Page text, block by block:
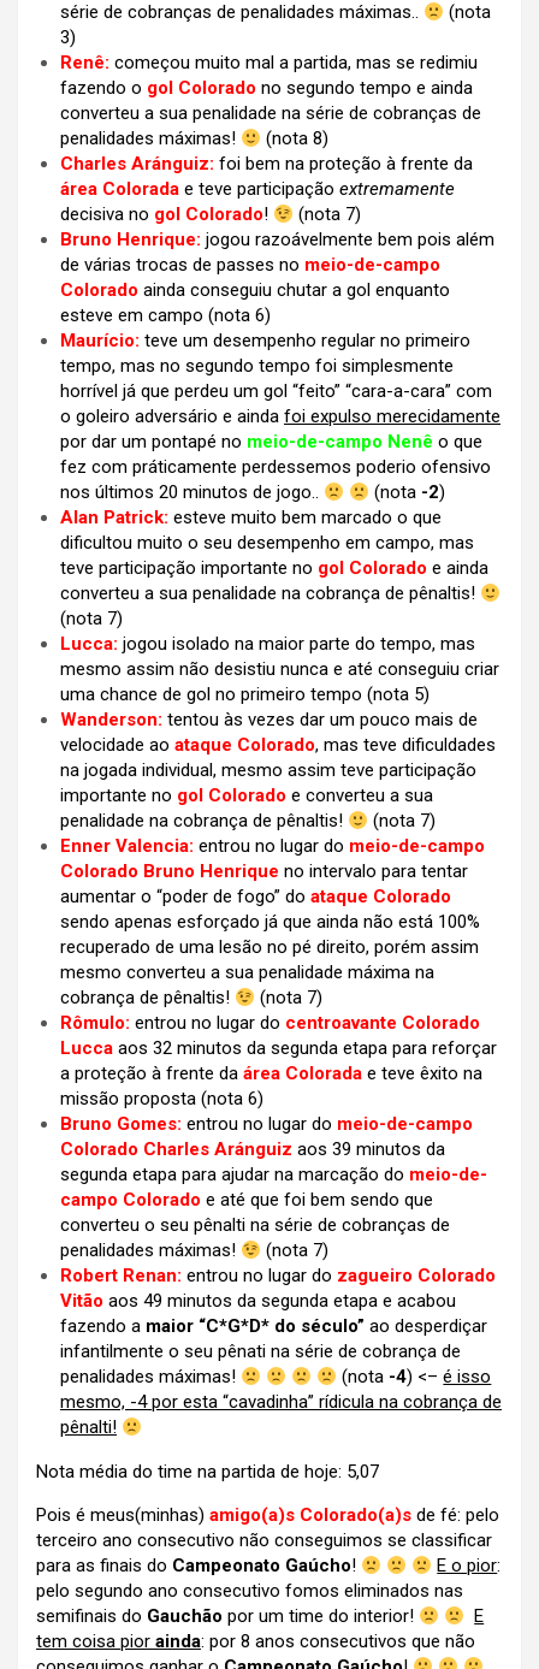
série de cobranças de penalidades máximas..
(nota
3)
Renê: começou muito mal a partida, mas se redimiu
fazendo o gol Colorado no segundo tempo e ainda
converteu a sua penalidade na série de cobranças de
penalidades máximas!
(nota 8)
Charles Aránguiz: foi bem na proteção à frente da
área Colorada e teve participação extremamente
decisiva no gol Colorado!
(nota 7)
Bruno Henrique: jogou razoávelmente bem pois além
de várias trocas de passes no meio-de-campo
Colorado ainda conseguiu chutar a gol enquanto
esteve em campo (nota 6)
Maurício: teve um desempenho regular no primeiro
tempo, mas no segundo tempo foi simplesmente
horrível já que perdeu um gol “feito” “cara-a-cara” com
o goleiro adversário e ainda foi expulso merecidamente
por dar um pontapé no meio-de-campo Nenê o que
fez com práticamente perdessemos poderio ofensivo
nos últimos 20 minutos de jogo..
(nota -2)
Alan Patrick: esteve muito bem marcado o que
dificultou muito o seu desempenho em campo, mas
teve participação importante no gol Colorado e ainda
converteu a sua penalidade na cobrança de pênaltis!
(nota 7)
Lucca: jogou isolado na maior parte do tempo, mas
mesmo assim não desistiu nunca e até conseguiu criar
uma chance de gol no primeiro tempo (nota 5)
Wanderson: tentou às vezes dar um pouco mais de
velocidade ao ataque Colorado, mas teve dificuldades
na jogada individual, mesmo assim teve participação
importante no gol Colorado e converteu a sua
penalidade na cobrança de pênaltis!
(nota 7)
Enner Valencia: entrou no lugar do meio-de-campo
Colorado Bruno Henrique no intervalo para tentar
aumentar o “poder de fogo” do ataque Colorado
sendo apenas esforçado já que ainda não está 100%
recuperado de uma lesão no pé direito, porém assim
mesmo converteu a sua penalidade máxima na
cobrança de pênaltis!
(nota 7)
Rômulo: entrou no lugar do centroavante Colorado
Lucca aos 32 minutos da segunda etapa para reforçar
a proteção à frente da área Colorada e teve êxito na
missão proposta (nota 6)
Bruno Gomes: entrou no lugar do meio-de-campo
Colorado Charles Aránguiz aos 39 minutos da
segunda etapa para ajudar na marcação do meio-de-
campo Colorado e até que foi bem sendo que
converteu o seu pênalti na série de cobranças de
penalidades máximas!
(nota 7)
Robert Renan: entrou no lugar do zagueiro Colorado
Vitão aos 49 minutos da segunda etapa e acabou
fazendo a maior “C*G*D* do século” ao desperdiçar
infantilmente o seu pênati na série de cobrança de
penalidades máximas!
(nota -4) <–é isso
mesmo, -4 por esta “cavadinha” rídicula na cobrança de
pênalti!
Nota média do time na partida de hoje: 5,07
Pois é meus(minhas) amigo(a)s Colorado(a)s de fé: pelo
terceiro ano consecutivo não conseguimos se classificar
para as finais do Campeonato Gaúcho! E o pior:
pelo segundo ano consecutivo fomos eliminados nas
semifinais do Gauchão por um time do interior!
E
tem coisa pior ainda: por 8 anos consecutivos que não